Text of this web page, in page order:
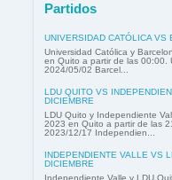
Partidos
UNIVERSIDAD CATÓLICA VS
Universidad Católica y
en Quito a partir de las 00:00.
2024/05/02 Barcel...
LDU QUITO VS
DICIEMBRE
LDU Quito y Independiente
2023 en Quito a partir de las
2023/12/17 Independien...
INDEPENDIENTE VALLE VS
DICIEMBRE
Independiente Valle y LDU